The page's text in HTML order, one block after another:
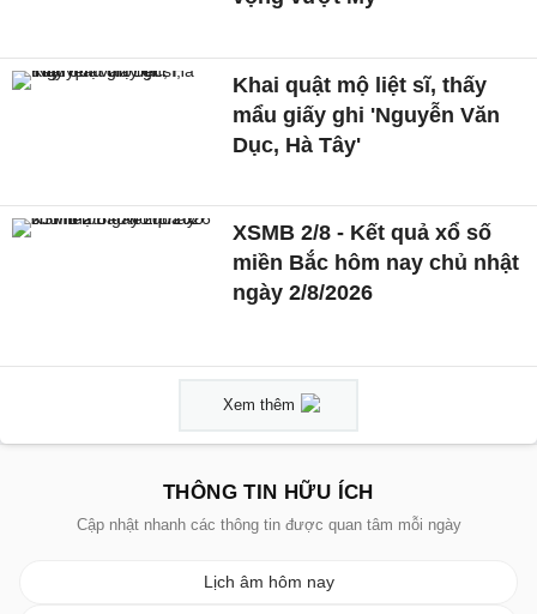
Khai quật mộ liệt sĩ, thấy
mẩu giấy ghi 'Nguyễn Văn
Dục, Hà Tây'
XSMB 2/8 - Kết quả xổ số
miền Bắc hôm nay chủ nhật
ngày 2/8/2026
Xem thêm
THÔNG TIN HỮU ÍCH
Cập nhật nhanh các thông tin được quan tâm mỗi ngày
Lịch âm hôm nay